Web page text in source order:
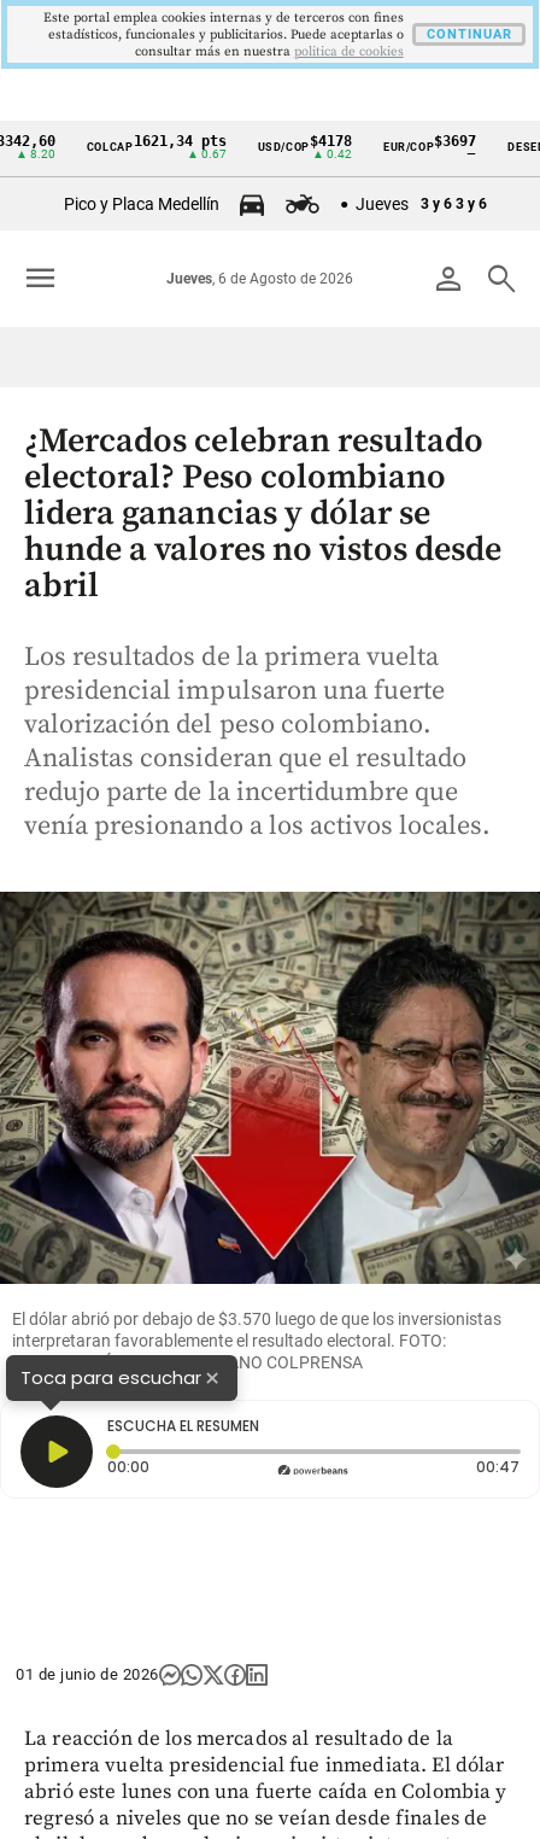
Cintillo
Colombia
COLCAP1621,34 pts USD/COP$4178
▲ 0.42
EUR/COP$3697
—
DESEMPLEO
Pico y Placa Medellín Jueves 3 y 6 3 y 6
person search
Jueves, 6 de Agosto de 2026
menu
¿Mercados celebran resultado
electoral? Peso colombiano
lidera ganancias y dólar se
hunde a valores no vistos desde
abril
Los resultados de la primera vuelta
presidencial impulsaron una fuerte
valorización del peso colombiano.
Analistas consideran que el resultado
redujo parte de la incertidumbre que
venía presionando a los activos locales.
El dólar abrió por debajo de $3.570 luego de que los inversionistas
interpretaran favorablemente el resultado electoral. FOTO:
COMPOSICIÓN EL COLOMBIANO COLPRENSA
Toca para escuchar×
ESCUCHA EL RESUMEN
00:00 Tiempo transcurrido: 0 segundos 00:47
01 de junio de 2026
La reacción de los mercados al resultado de la
primera vuelta presidencial fue inmediata. El dólar
abrió este lunes con una fuerte caída en Colombia y
regresó a niveles que no se veían desde finales de
Este portal emplea cookies internas y de terceros con fines
estadísticos, funcionales y publicitarios. Puede aceptarlas o
consultar más en nuestra politica de cookies
CONTINUAR